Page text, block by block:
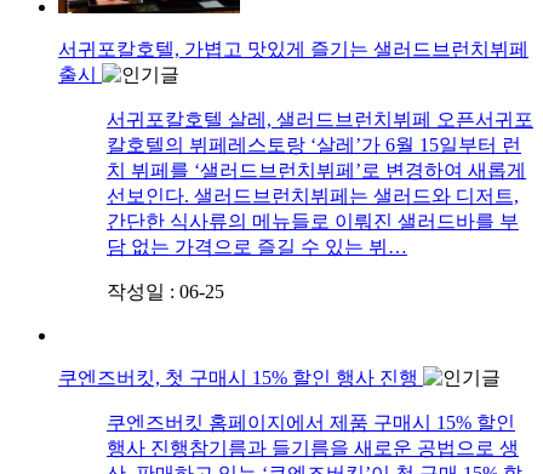
서귀포칼호텔, 가볍고 맛있게 즐기는 샐러드브런치뷔페
출시
서귀포칼호텔 살레, 샐러드브런치뷔페 오픈서귀포
칼호텔의 뷔페레스토랑 ‘살레’가 6월 15일부터 런
치 뷔페를 ‘샐러드브런치뷔페’로 변경하여 새롭게
선보인다. 샐러드브런치뷔페는 샐러드와 디저트,
간단한 식사류의 메뉴들로 이뤄진 샐러드바를 부
담 없는 가격으로 즐길 수 있는 뷔…
작성일 : 06-25
쿠엔즈버킷, 첫 구매시 15% 할인 행사 진행
쿠엔즈버킷 홈페이지에서 제품 구매시 15% 할인
행사 진행참기름과 들기름을 새로운 공법으로 생